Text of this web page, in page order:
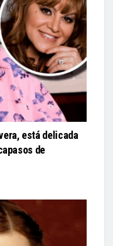
está delicada
de